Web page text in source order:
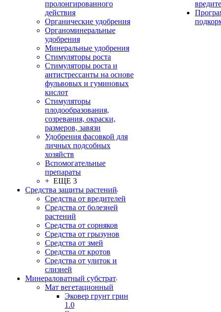
пролонгированного
действия
Органические удобрения
Органоминеральные
удобрения
Минеральные удобрения
Стимуляторы роста
Стимуляторы роста и
антистрессанты на основе
фульвовых и гуминовых
кислот
Стимуляторы
плодообразования,
созревания, окраски,
размеров, завязи
Удобрения фасовкой для
личных подсобных
хозяйств
Вспомогательные
препараты
+ ЕЩЕ 3
Средства защиты растений
Средства от вредителей
Средства от болезней
растений
Средства от сорняков
Средства от грызунов
Средства от змей
Средства от кротов
Средства от улиток и
слизней
Минераловатный субстрат
Мат вегетационный
Эковер грунт грин
1.0